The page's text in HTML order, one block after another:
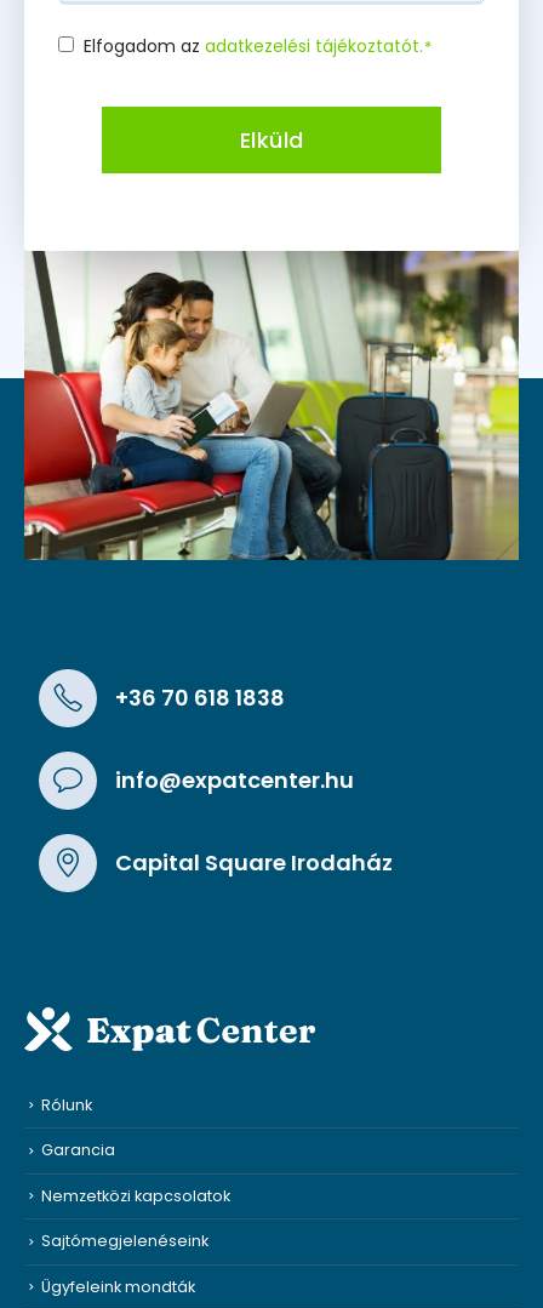
Consent*
Elfogadom az adatkezelési tájékoztatót.*
Elküld
+36 70 618 1838
info@expatcenter.hu
Capital Square Irodaház
Rólunk
Garancia
Nemzetközi kapcsolatok
Sajtómegjelenéseink
Ügyfeleink mondták